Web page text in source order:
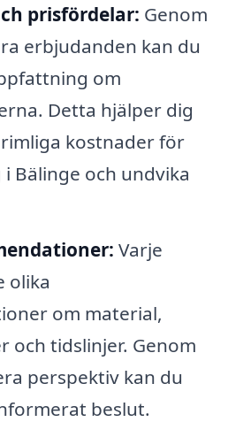
prisfördelar: Genom
erbjudanden kan du
om
Detta hjälper dig
kostnader för
Bälinge och undvika
Varje
olika
om material,
och tidslinjer. Genom
perspektiv kan du
beslut.